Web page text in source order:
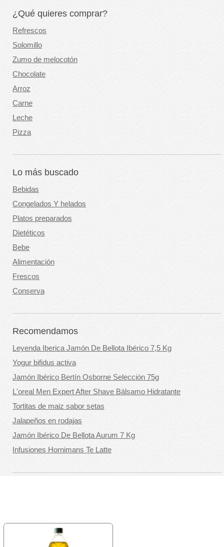
¿Qué quieres comprar?
Refrescos
Solomillo
Zumo de melocotón
Chocolate
Arroz
Carne
Leche
Pizza
Lo más buscado
Bebidas
Congelados Y helados
Platos preparados
Dietéticos
Bebe
Alimentación
Frescos
Conserva
Recomendamos
Leyenda Iberica Jamón De Bellota Ibérico 7,5 Kg
Yogur bifidus activa
Jamón Ibérico Bertín Osborne Selección 75g
L'oreal Men Expert After Shave Bálsamo Hidratante
Tortitas de maiz sabor setas
Jalapeños en rodajas
Jamón Ibérico De Bellota Aurum 7 Kg
Infusiones Hornimans Te Latte